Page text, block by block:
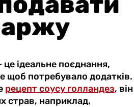
ідеальне поєднання,
щоб потребувало додатків.
рецепт соусу голландез, він
страв, наприклад,